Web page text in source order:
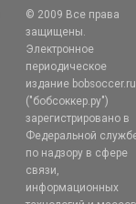
© 2009 Все права
защищены.
Электронное
периодическое
издание bobsoccer.ru
("бобсоккер.ру")
зарегистрировано в
Федеральной
по надзору в сфере
связи,
информационных